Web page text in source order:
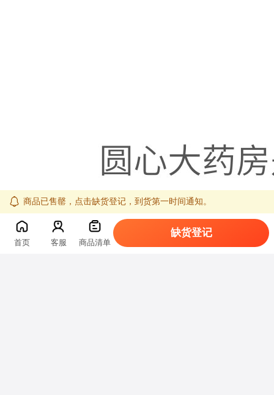
商品已售罄，点击缺货登记，到货第一时间通知。
首页 客服 商品清单
缺货登记